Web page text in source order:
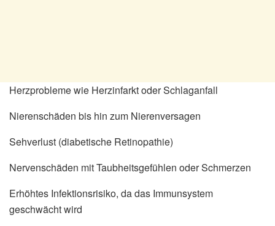
Herzprobleme wie Herzinfarkt oder Schlaganfall
Nierenschäden bis hin zum Nierenversagen
Sehverlust (diabetische Retinopathie)
Nervenschäden mit Taubheitsgefühlen oder Schmerzen
Erhöhtes Infektionsrisiko, da das Immunsystem
geschwächt wird